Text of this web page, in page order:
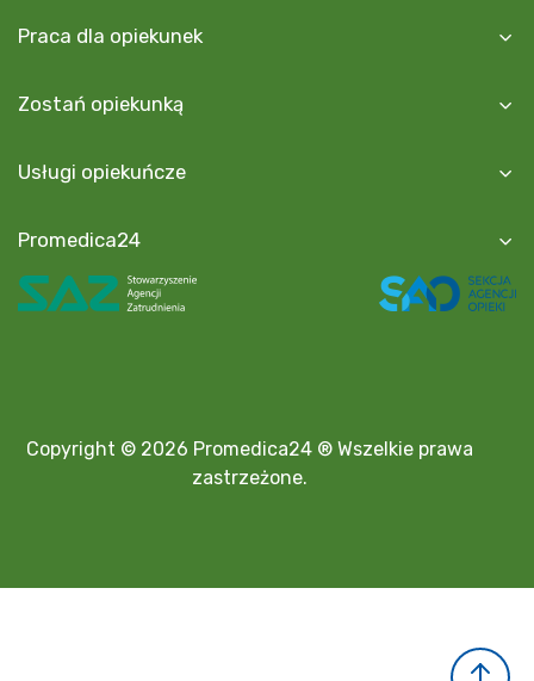
Praca dla opiekunek
Zostań opiekunką
Usługi opiekuńcze
Promedica24
Copyright © 2026 Promedica24 ® Wszelkie prawa
zastrzeżone.